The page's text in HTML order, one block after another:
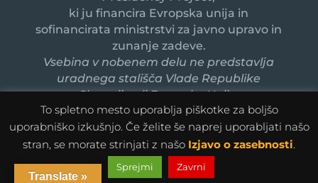
ki ju financira Evropska unija in
sofinancirata ministrstvi za javno upravo in
zunanje zadeve.
Vsebina v nobenem delu ne predstavlja
uradnega stališča Vlade Republike
Slovenije ali Evropske Unije.
To spletno mesto uporablja piškotke za boljšo
uporabniško izkušnjo. Če želite še naprej uporabljati našo
stran, se morate strinjati z našo Izjavo o zasebnosti.
Sprejmi Zavrni
Translate »